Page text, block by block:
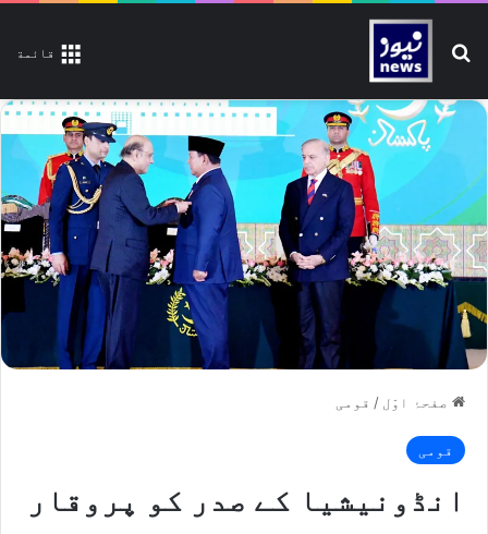
قائمة تلاش کیجیے
صفحۂ اوّل / قومی
قومی
انڈونیشیا کے صدر کو پروقار